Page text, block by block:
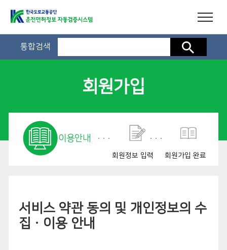
통합검색 검색
회원가입
이용안내
회원정보 입력 회원가입 완료
서비스 약관 동의 및 개인정보의 수
집ㆍ이용 안내